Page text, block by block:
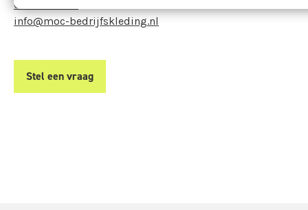
0223-691223
info@moc-bedrijfskleding.nl
Stel een vraag